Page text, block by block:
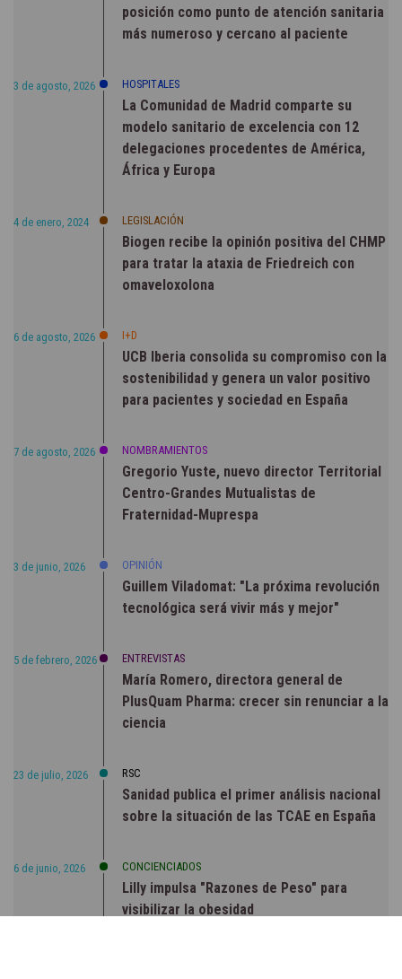
posición como punto de atención sanitaria
más numeroso y cercano al paciente
3 de agosto, 2026 HOSPITALES
La Comunidad de Madrid comparte su
modelo sanitario de excelencia con 12
delegaciones procedentes de América,
África y Europa
4 de enero, 2024 LEGISLACIÓN
Biogen recibe la opinión positiva del CHMP
para tratar la ataxia de Friedreich con
omaveloxolona
6 de agosto, 2026 I+D
UCB Iberia consolida su compromiso con la
sostenibilidad y genera un valor positivo
para pacientes y sociedad en España
7 de agosto, 2026 NOMBRAMIENTOS
Gregorio Yuste, nuevo director Territorial
Centro-Grandes Mutualistas de
Fraternidad-Muprespa
3 de junio, 2026 OPINIÓN
Guillem Viladomat: "La próxima revolución
tecnológica será vivir más y mejor"
5 de febrero, 2026 ENTREVISTAS
María Romero, directora general de
PlusQuam Pharma: crecer sin renunciar a la
ciencia
23 de julio, 2026 RSC
Sanidad publica el primer análisis nacional
sobre la situación de las TCAE en España
6 de junio, 2026 CONCIENCIADOS
Lilly impulsa "Razones de Peso" para
visibilizar la obesidad